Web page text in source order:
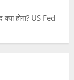
होगा? US Fed